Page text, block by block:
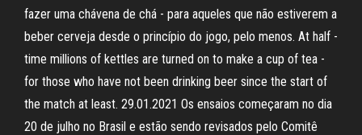
fazer uma chávena de chá - para aqueles que não estiverem a
beber cerveja desde o princípio do jogo, pelo menos. At half -
time millions of kettles are turned on to make a cup of tea -
for those who have not been drinking beer since the start of
the match at least. 29.01.2021 Os ensaios começaram no dia
20 de julho no Brasil e estão sendo revisados pelo Comitê